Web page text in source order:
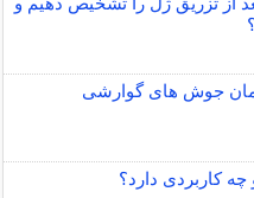
جوش های گوارشی
کاربردی دارد؟